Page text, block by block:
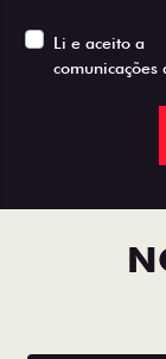
Li e aceito a
comunicações